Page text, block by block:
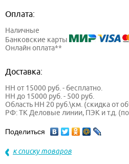
Оплата:
Наличные
Банковские карты
Онлайн оплата**
Доставка:
НН от 15000 руб. - бесплатно.
НН до 15000 руб. - 500 руб.
Область НН 20 руб.\км. (скидка от
РФ: ТК Деловые линии, ПЭК и т.д.
Поделиться
к списку товаров